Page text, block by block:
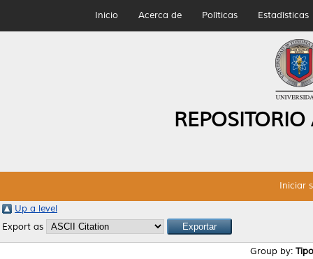
Inicio Acerca de Políticas Estadísticas
Iniciar
Up a level
Export as
Group by: